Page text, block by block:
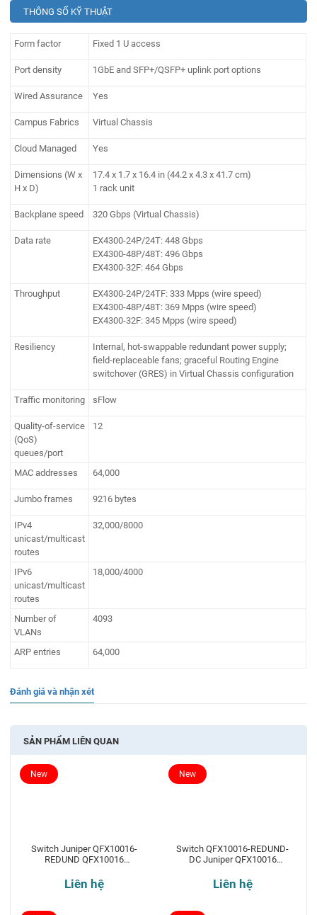
THÔNG SỐ KỸ THUẬT
Form factor Fixed 1 U access
Port density 1GbE and SFP+/QSFP+ uplink port options
Wired Assurance Yes
Campus Fabrics Virtual Chassis
Cloud Managed Yes
Dimensions (W x
H x D)
17.4 x 1.7 x 16.4 in (44.2 x 4.3 x 41.7 cm)
1 rack unit
Backplane speed 320 Gbps (Virtual Chassis)
Data rate
EX4300-24P/24T: 448 Gbps
EX4300-48P/48T: 496 Gbps
EX4300-32F: 464 Gbps
Throughput
EX4300-24P/24TF: 333 Mpps (wire speed)
EX4300-48P/48T: 369 Mpps (wire speed)
EX4300-32F: 345 Mpps (wire speed)
Resiliency
Internal, hot-swappable redundant power supply;
field-replaceable fans; graceful Routing Engine
switchover (GRES) in Virtual Chassis configuration
Traffic monitoring sFlow
Quality-of-service
(QoS)
queues/port
12
MAC addresses 64,000
Jumbo frames 9216 bytes
IPv4
unicast/multicast
routes
32,000/8000
IPv6
unicast/multicast
routes
18,000/4000
Number of
VLANs
4093
ARP entries 64,000
Đánh giá và nhận xét
SẢN PHẨM LIÊN QUAN
Switch Juniper QFX10016-
REDUND QFX10016
Liên hệ
New
Switch QFX10016-REDUND-
DC Juniper QFX10016
Liên hệ
New